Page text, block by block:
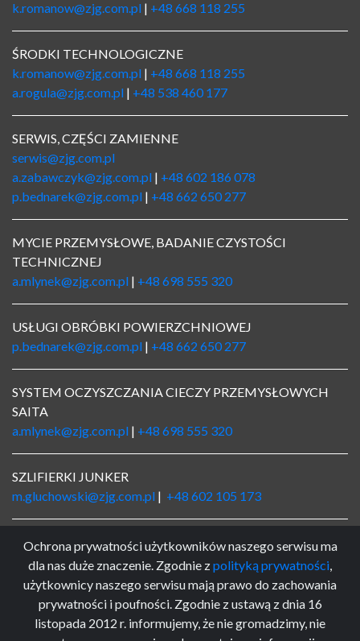
k.romanow@zjg.com.pl | +48 668 118 255
ŚRODKI TECHNOLOGICZNE
k.romanow@zjg.com.pl | +48 668 118 255
a.rogula@zjg.com.pl | +48 538 460 177
SERWIS, CZĘŚCI ZAMIENNE
serwis@zjg.com.pl
a.zabawczyk@zjg.com.pl | +48 602 186 078
p.bednarek@zjg.com.pl | +48 662 650 277
MYCIE PRZEMYSŁOWE, BADANIE CZYSTOŚCI
TECHNICZNEJ
a.mlynek@zjg.com.pl | +48 698 555 320
USŁUGI OBRÓBKI POWIERZCHNIOWEJ
p.bednarek@zjg.com.pl | +48 662 650 277
SYSTEM OCZYSZCZANIA CIECZY PRZEMYSŁOWYCH
SAITA
a.mlynek@zjg.com.pl | +48 698 555 320
SZLIFIERKI JUNKER
m.gluchowski@zjg.com.pl | +48 602 105 173
LOGISTYKA
logistyka@zjg.com.pl|+48 662 650 234
KSIĘGOWOŚĆ
ksiegowosc@zjg.com.pl|+48 32 234 66 45 w. 26
Ochrona prywatności użytkowników naszego serwisu ma
dla nas duże znaczenie. Zgodnie zpolityką prywatności,
użytkownicy naszego serwisu mają prawo do zachowania
prywatności i poufności. Zgodnie z ustawą z dnia 16
listopada 2012 r. informujemy, że nie gromadzimy, nie